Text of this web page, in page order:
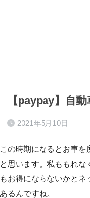
【paypay】自
2021年5月10日
この時期になるとお車を
と思います。私ももれな
もお得にならないかとネ
あるんですね。